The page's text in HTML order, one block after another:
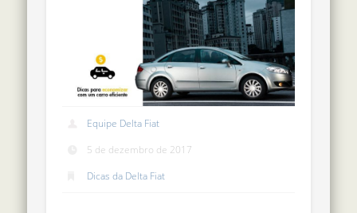
Equipe Delta Fiat
5 de dezembro de 2017
Dicas da Delta Fiat